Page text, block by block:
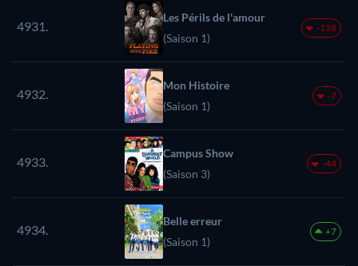
4931.
Les Périls de l'amour
(Saison 1)
-138
4932.
Mon Histoire
(Saison 1)
-7
4933.
Campus Show
(Saison 3)
-44
4934.
Belle erreur
(Saison 1)
+7